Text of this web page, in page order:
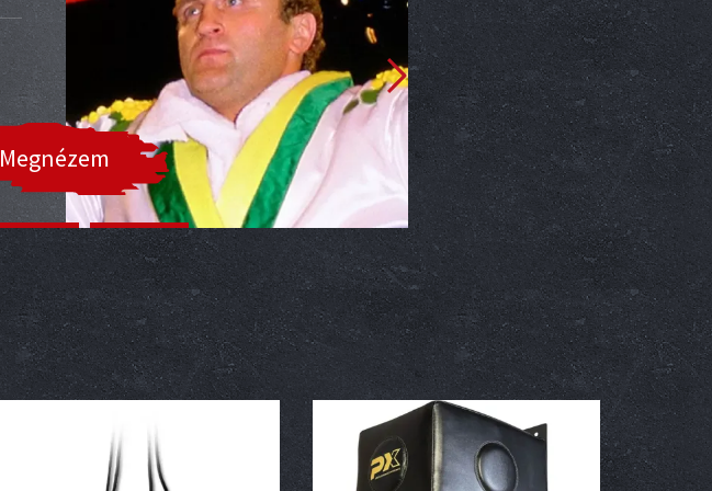
Megnézem
2018. 05. 22.